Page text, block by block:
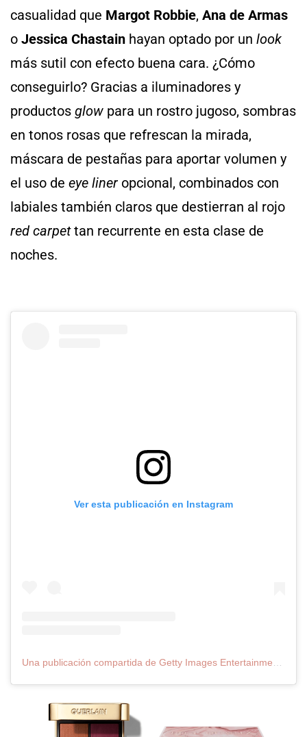
casualidad que Margot Robbie, Ana de Armas
o Jessica Chastain hayan optado por un look
más sutil con efecto buena cara. ¿Cómo
conseguirlo? Gracias a iluminadores y
productos glow para un rostro jugoso, sombras
en tonos rosas que refrescan la mirada,
máscara de pestañas para aportar volumen y
el uso de eye liner opcional, combinados con
labiales también claros que destierran al rojo
red carpettan recurrente en esta clase de
noches.
Ver esta publicación en Instagram